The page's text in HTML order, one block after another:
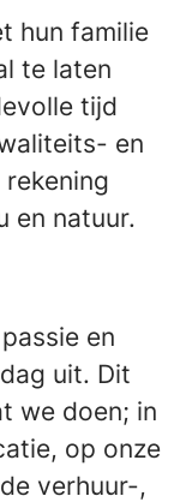
hun familie
te laten
tijd
en
en natuur.
en
uit. Dit
we doen; in
op onze
verhuur-,